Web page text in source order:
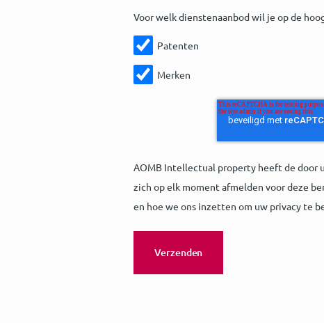
Voor welk dienstenaanbod wil je op de
Patenten
Merken
AOMB Intellectual property heeft de door
zich op elk moment afmelden voor deze
en hoe we ons inzetten om uw privacy te